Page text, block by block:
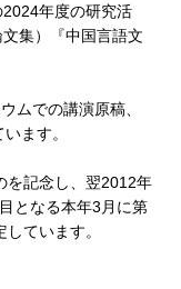
年度の研究活
集）『中国言語文
ムでの講演原稿、
ます。
を記念し、翌2012年
となる本年3月に第
ています。